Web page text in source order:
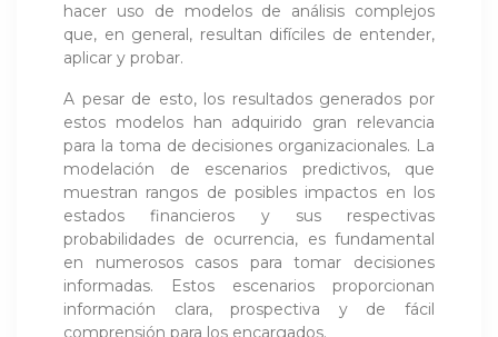
hacer uso de modelos de análisis complejos
que, en general, resultan difíciles de entender,
aplicar y probar.
A pesar de esto, los resultados generados por
estos modelos han adquirido gran relevancia
para la toma de decisiones organizacionales. La
modelación de escenarios predictivos, que
muestran rangos de posibles impactos en los
estados financieros y sus respectivas
probabilidades de ocurrencia, es fundamental
en numerosos casos para tomar decisiones
informadas. Estos escenarios proporcionan
información clara, prospectiva y de fácil